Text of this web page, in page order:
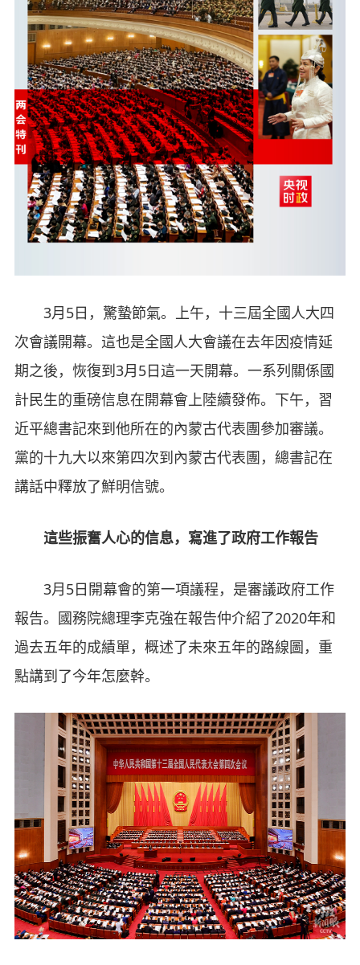
3月5日，驚蟄節氣。上午，十三屆全國人大四
次會議開幕。這也是全國人大會議在去年因疫情延
期之後，恢復到3月5日這一天開幕。一系列關係國
計民生的重磅信息在開幕會上陸續發佈。下午，習
近平總書記來到他所在的內蒙古代表團參加審議。
黨的十九大以來第四次到內蒙古代表團，總書記在
講話中釋放了鮮明信號。
這些振奮人心的信息，寫進了政府工作報告
3月5日開幕會的第一項議程，是審議政府工作
報告。國務院總理李克強在報告仲介紹了2020年和
過去五年的成績單，概述了未來五年的路線圖，重
點講到了今年怎麼幹。